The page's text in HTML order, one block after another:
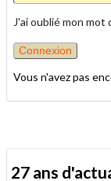
J'ai oublié mon mot
Vous n'avez pas
27 ans